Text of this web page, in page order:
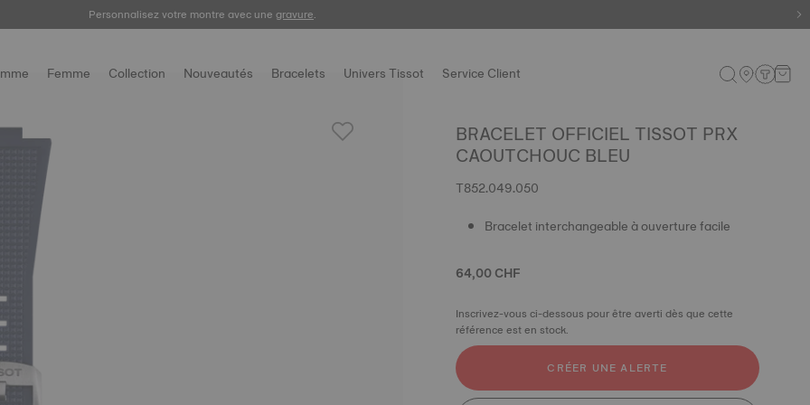
Personnalisez votre montre avec une gravure.
Enregistrez votre montre
Femme Collection Nouveautés Bracelets Univers Tissot Service Client
BRACELET OFFICIEL TISSOT PRX
CAOUTCHOUC BLEU
T852.049.050
Bracelet interchangeable à ouverture facile
64,00 CHF
Inscrivez-vous ci-dessous pour être averti dès que cette
référence est en stock.
CRÉER UNE ALERTE